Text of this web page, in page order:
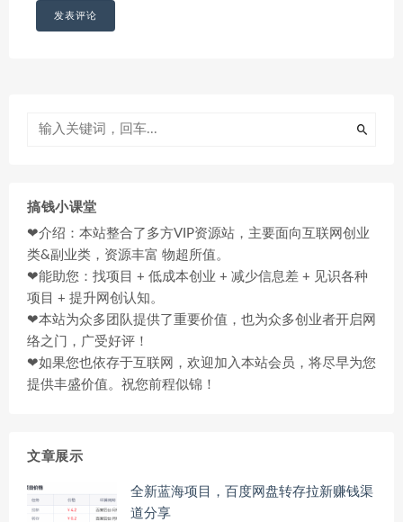
搞钱小课堂
❤介绍：本站整合了多方VIP资源站，主要面向互联网创业
类&副业类，资源丰富 物超所值。
❤能助您：找项目 + 低成本创业 + 减少信息差 + 见识各种
项目 + 提升网创认知。
❤本站为众多团队提供了重要价值，也为众多创业者开启网
络之门，广受好评！
❤如果您也依存于互联网，欢迎加入本站会员，将尽早为您
提供丰盛价值。祝您前程似锦！
文章展示
全新蓝海项目，百度网盘转存拉新赚钱渠
道分享